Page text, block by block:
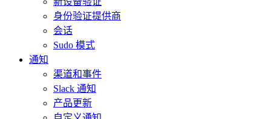
身份验证提供商
会话
Sudo 模式
通知
渠道和事件
Slack 通知
产品更新